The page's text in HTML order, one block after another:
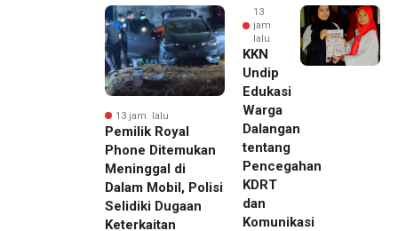
13 jam lalu
Pemilik Royal
Phone Ditemukan
Meninggal di
Dalam Mobil, Polisi
Selidiki Dugaan
Keterkaitan
13
jam
lalu
KKN
Undip
Edukasi
Warga
Dalangan
tentang
Pencegahan
KDRT
dan
Komunikasi